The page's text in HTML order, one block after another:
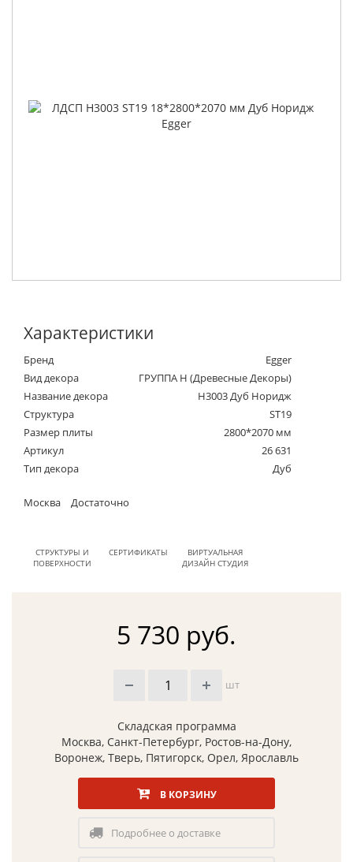
Характеристики
Бренд
Egger
Вид декора
ГРУППА Н (Древесные Декоры)
Название декора
H3003 Дуб Норидж
Структура
ST19
Размер плиты
2800*2070 мм
Артикул
26 631
Тип декора
Дуб
Москва Достаточно
СТРУКТУРЫ И
ПОВЕРХНОСТИ
СЕРТИФИКАТЫ
ВИРТУАЛЬНАЯ
ДИЗАЙН СТУДИЯ
5 730 руб.
шт
Складская программа
Москва, Санкт-Петербург, Ростов-на-Дону,
Воронеж, Тверь, Пятигорск, Орел, Ярославль
В КОРЗИНУ
Подробнее о доставке